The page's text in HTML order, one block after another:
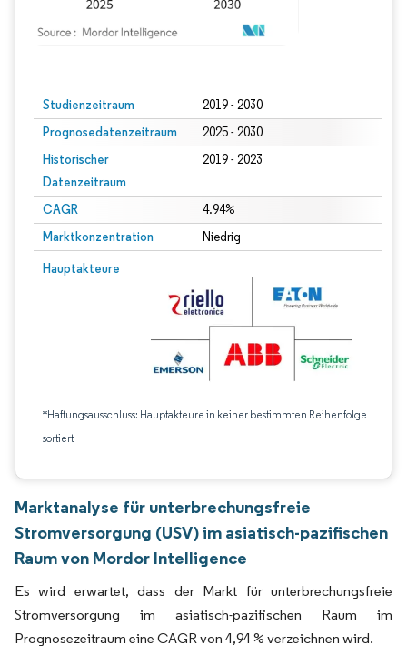
Studienzeitraum 2019 - 2030
Prognosedatenzeitraum 2025 - 2030
Historischer
Datenzeitraum
2019 - 2023
CAGR 4.94%
Marktkonzentration Niedrig
Hauptakteure
*Haftungsausschluss: Hauptakteure in keiner bestimmten Reihenfolge
sortiert
Marktanalyse für unterbrechungsfreie
Stromversorgung (USV) im asiatisch-pazifischen
Raum von Mordor Intelligence
Es wird erwartet, dass der Markt für unterbrechungsfreie
Stromversorgung im asiatisch-pazifischen Raum im
Prognosezeitraum eine CAGR von 4,94 % verzeichnen wird.